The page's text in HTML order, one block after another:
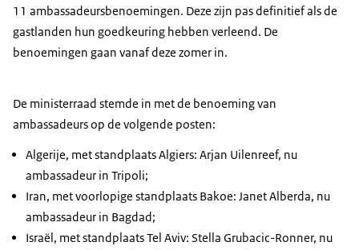
11 ambassadeursbenoemingen. Deze zijn pas definitief als de
gastlanden hun goedkeuring hebben verleend. De
benoemingen gaan vanaf deze zomer in.
De ministerraad stemde in met de benoeming van
ambassadeurs op de volgende posten:
Algerije, met standplaats Algiers: Arjan Uilenreef, nu
ambassadeur in Tripoli;
Iran, met voorlopige standplaats Bakoe: Janet Alberda, nu
ambassadeur in Bagdad;
Israël, met standplaats Tel Aviv: Stella Grubacic-Ronner, nu